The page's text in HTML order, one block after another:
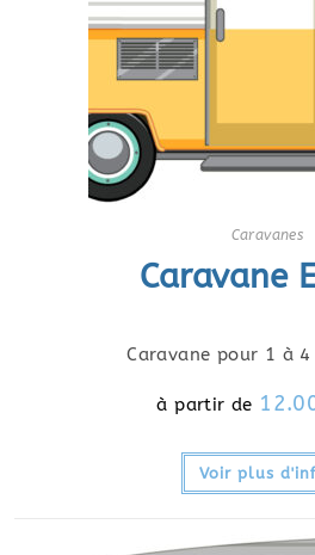
Caravanes
Caravane
Caravane pour 1 à 4
Voir plus